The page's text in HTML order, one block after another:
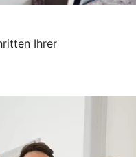
Ihrer